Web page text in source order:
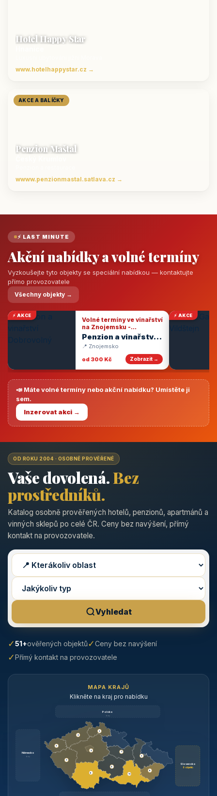
Hotel Happy Star
www.hotelhappystar.cz →
AKCE A BALÍČKY
Penzion Maštal
wwww.penzionmastal.satlava.cz →
⚡ LAST MINUTE
Akční nabídky a volné termíny
Vyzkoušejte tyto objekty se speciální nabídkou — kontaktujte
přímo provozovatele
Všechny objekty →
⚡ AKCE
Volné termíny ve vinařství
na Znojemsku -
degustace vín
Penzion a vinařství
Dobrovolný
📍 Znojemsko
od 300 Kč
Zobrazit →
⚡ AKCE
📣 Máte volné termíny nebo akční nabídku? Umístěte ji
sem.
Inzerovat akci →
OD ROKU 2004 · OSOBNĚ PROVĚŘENÉ
Vaše dovolená.Bez
prostředníků.
Katalog osobně prověřených hotelů, penzionů, apartmánů a
vinných sklepů po celé ČR. Ceny bez navýšení, přímý
kontakt na provozovatele.
Vyhledat
✓51+ověřených objektů✓Ceny bez navýšení
✓Přímý kontakt na provozovatele
MAPA KRAJŮ
Klikněte na kraj pro nabídku
Polsko
brzy
Německo
brzy
Slovensko
6 objektů
3
9
3
3
3
3
1
2
11
1
6